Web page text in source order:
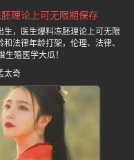
理论上可无限期保存
生，医生爆料冻胚理论上可无限
法律年龄打架，伦理、法律、
殖医学大瓜！
太奇